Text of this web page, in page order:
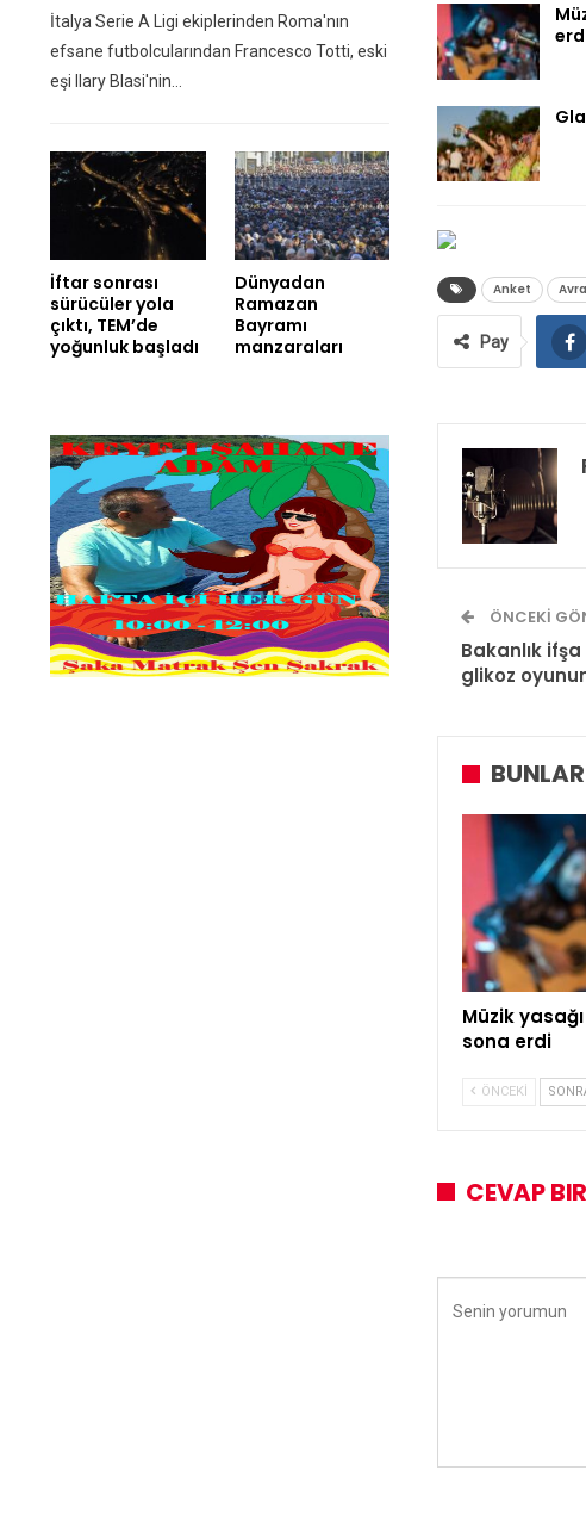
Anket
Pay
ÖNCEKI
Bakanlık
glikoz
Müzik
sona erdi
ÖNCEKI
CEVAP
İtalya Serie A Ligi ekiplerinden Roma'nın
efsane futbolcularından Francesco Totti, eski
eşi Ilary Blasi'nin…
İftar sonrası
sürücüler yola
çıktı, TEM’de
yoğunluk başladı
Dünyadan
Ramazan
Bayramı
manzaraları